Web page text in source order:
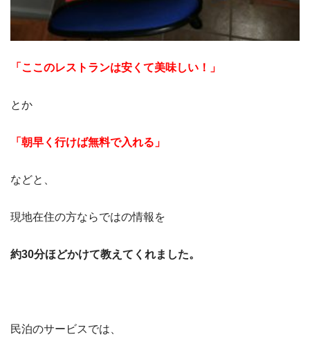
「ここのレストランは安くて美味しい！」
とか
「朝早く行けば無料で入れる」
などと、
現地在住の方ならではの情報を
約30分ほどかけて教えてくれました。
民泊のサービスでは、